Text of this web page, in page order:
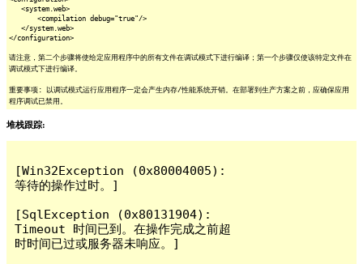
<system.web>
<compilation debug="true"/>
</system.web>
</configuration>
请注意，第二个步骤将使给定应用程序中的所有文件在调试模式下进行编译；第一个步骤仅使该特定文件在
调试模式下进行编译。
重要事项: 以调试模式运行应用程序一定会产生内存/性能系统开销。在部署到生产方案之前，应确保应用
程序调试已禁用。
堆栈跟踪:
[Win32Exception (0x80004005):
等待的操作过时。]
[SqlException (0x80131904):
Timeout 时间已到。在操作完成之前超
时时间已过或服务器未响应。]